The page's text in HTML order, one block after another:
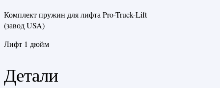
Комплект пружин для лифта Pro-Truck-Lift
(завод USA)
Лифт 1 дюйм
Детали